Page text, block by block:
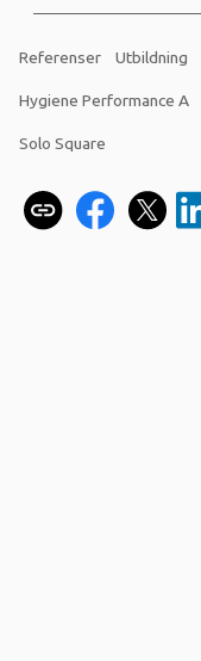
Referenser Utbildning
Hygiene Performance A
Solo Square